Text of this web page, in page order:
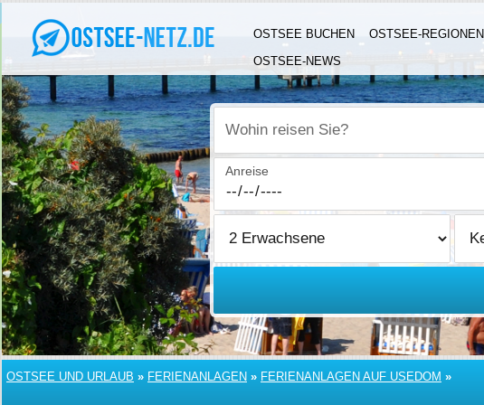
OSTSEE BUCHEN OSTSEE-REGIONEN
OSTSEE-NEWS
Wohin reisen Sie?
Anreise
OSTSEE UND URLAUB » FERIENANLAGEN » FERIENANLAGEN AUF USEDOM »